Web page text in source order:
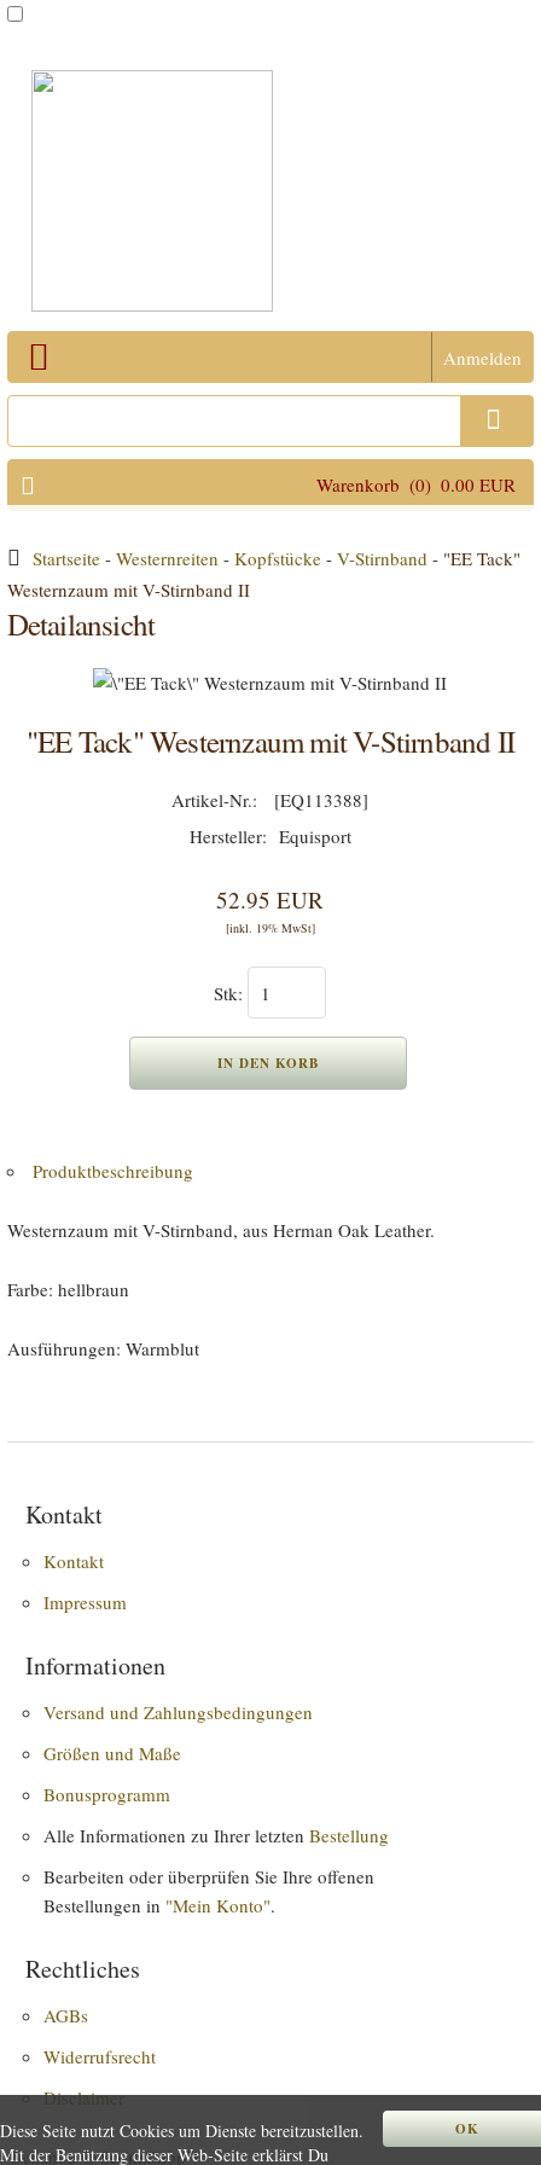
Anmelden
Warenkorb (0) 0.00 EUR
Startseite- Westernreiten - Kopfstücke- V-Stirnband- "EE Tack"
Westernzaum mit V-Stirnband II
Detailansicht
"EE Tack" Westernzaum mit V-Stirnband II
[EQ113388]
Equisport
52.95 EUR
[inkl. 19% MwSt]
Stk:
Produktbeschreibung
Westernzaum mit V-Stirnband, aus Herman Oak Leather.
Farbe: hellbraun
Ausführungen: Warmblut
Kontakt
Kontakt
Impressum
Informationen
Versand und Zahlungsbedingungen
Größen und Maße
Bonusprogramm
Alle Informationen zu Ihrer letzten Bestellung
Bearbeiten oder überprüfen Sie Ihre offenen
Bestellungen in "Mein Konto".
Rechtliches
AGBs
Widerrufsrecht
Disclaimer
Webshop© Scotti:Shop™
OK
Diese Seite nutzt Cookies um Dienste bereitzustellen.
Mit der Benützung dieser Web-Seite erklärst Du